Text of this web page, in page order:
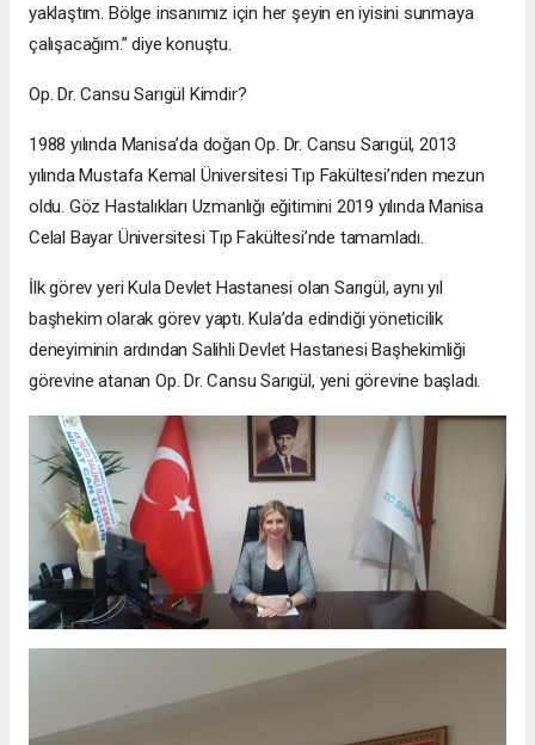
yaklaştım. Bölge insanımız için her şeyin en iyisini sunmaya
çalışacağım.” diye konuştu.
Op. Dr. Cansu Sarıgül Kimdir?
1988 yılında Manisa’da doğan Op. Dr. Cansu Sarıgül, 2013
yılında Mustafa Kemal Üniversitesi Tıp Fakültesi’nden mezun
oldu. Göz Hastalıkları Uzmanlığı eğitimini 2019 yılında Manisa
Celal Bayar Üniversitesi Tıp Fakültesi’nde tamamladı.
İlk görev yeri Kula Devlet Hastanesi olan Sarıgül, aynı yıl
başhekim olarak görev yaptı. Kula’da edindiği yöneticilik
deneyiminin ardından Salihli Devlet Hastanesi Başhekimliği
görevine atanan Op. Dr. Cansu Sarıgül, yeni görevine başladı.